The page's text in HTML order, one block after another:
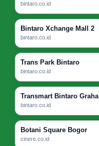
bintaro.co.id
Bintaro Xchange Mall 2
bintaro.co.id
Trans Park Bintaro
bintaro.co.id
Transmart Bintaro Graha
bintaro.co.id
Botani Square Bogor
cinere.co.id